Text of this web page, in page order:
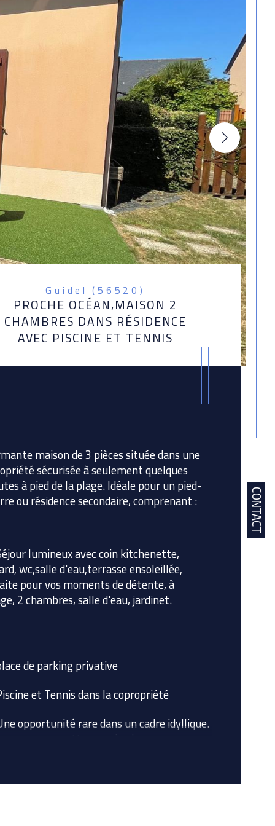
CONTACT
Guidel (56520)
PROCHE OCÉAN,MAISON 2
CHAMBRES DANS RÉSIDENCE
AVEC PISCINE ET TENNIS
de niveaux
de salle d'eau
maison de 3 pièces située dans une
sécurisée à seulement quelques
à pied de la plage. Idéale pour un pied-
ou résidence secondaire, comprenant :
lumineux avec coin kitchenette,
wc,salle d'eau,terrasse ensoleillée,
pour vos moments de détente, à
2 chambres, salle d'eau, jardinet.
de parking privative
et Tennis dans la copropriété
opportunité rare dans un cadre idyllique.